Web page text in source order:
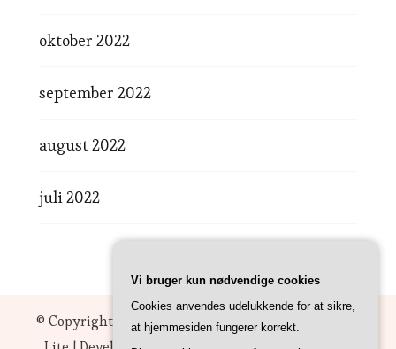
oktober 2022
september 2022
august 2022
juli 2022
© Copyright 2026Cebu. All Rights Reserved.
Vi bruger kun nødvendige cookies
Cookies anvendes udelukkende for at sikre,
at hjemmesiden fungerer korrekt.